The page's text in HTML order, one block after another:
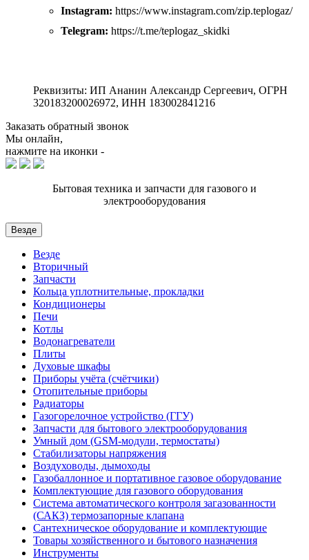
Instagram: https://www.instagram.com/zip.teplogaz/
Telegram: https://t.me/teplogaz_skidki
Реквизиты: ИП Ананин Александр Сергеевич, ОГРН
320183200026972, ИНН 183002841216
Заказать обратный звонок
Мы онлайн,
нажмите на иконки -
Бытовая техника и запчасти для газового и
электрооборудования
Везде
Везде
Вторичный
Запчасти
Кольца уплотнительные, прокладки
Кондиционеры
Печи
Котлы
Водонагреватели
Плиты
Духовые шкафы
Приборы учёта (счётчики)
Отопительные приборы
Радиаторы
Газогорелочное устройство (ГГУ)
Запчасти для бытового электрооборудования
Умный дом (GSM-модули, термостаты)
Cтабилизаторы напряжения
Воздуховоды, дымоходы
Газобаллонное и портативное газовое оборудование
Комплектующие для газового оборудования
Система автоматического контроля загазованности
(САКЗ) термозапорные клапана
Сантехническое оборудование и комплектующие
Товары хозяйственного и бытового назначения
Инструменты